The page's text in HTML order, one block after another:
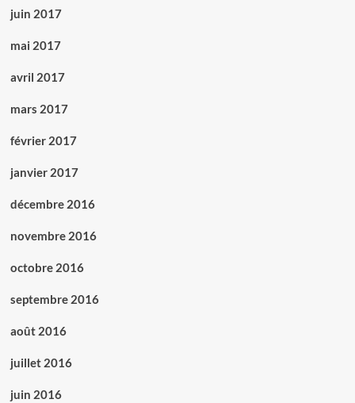
juin 2017
mai 2017
avril 2017
mars 2017
février 2017
janvier 2017
décembre 2016
novembre 2016
octobre 2016
septembre 2016
août 2016
juillet 2016
juin 2016